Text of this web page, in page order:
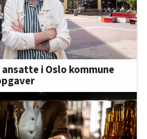
i Oslo kommune